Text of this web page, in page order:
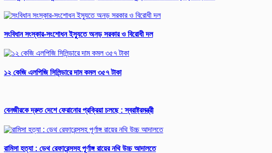
সংবিধান সংস্কার-সংশোধন ইস্যুতে অনড় সরকার ও বিরোধী দল
১২ কেজি এলপিজি সিলিন্ডারে দাম কমল ৩৫৭ টাকা
বেনজীরকে দ্রুত দেশে ফেরানোর প্রক্রিয়া চলছে : স্বরাষ্ট্রমন্ত্রী
রামিসা হত্যা : ডেথ রেফারেন্সসহ পূর্ণাঙ্গ রায়ের নথি উচ্চ আদালতে